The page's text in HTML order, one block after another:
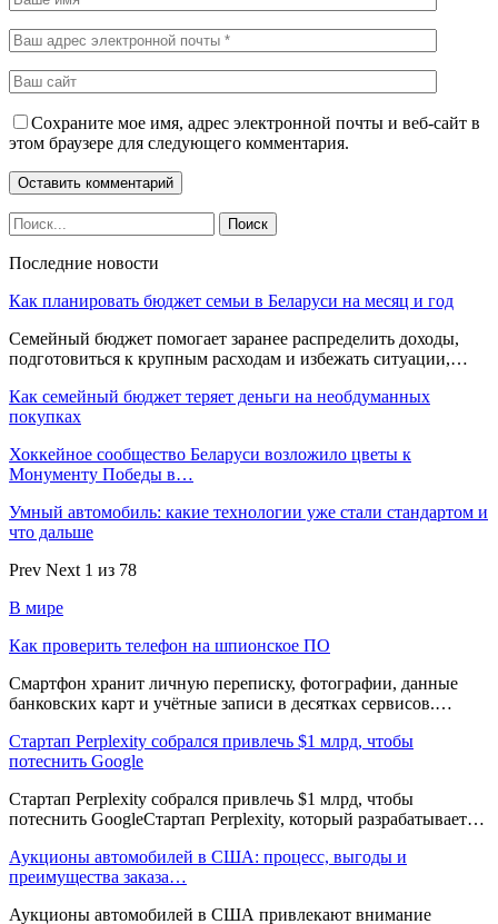
Сохраните мое имя, адрес электронной почты и веб-сайт в
этом браузере для следующего комментария.
Последние новости
Как планировать бюджет семьи в Беларуси на месяц и год
Семейный бюджет помогает заранее распределить доходы,
подготовиться к крупным расходам и избежать ситуации,…
Как семейный бюджет теряет деньги на необдуманных
покупках
Хоккейное сообщество Беларуси возложило цветы к
Монументу Победы в…
Умный автомобиль: какие технологии уже стали стандартом и
что дальше
Prev Next 1 из 78
В мире
Как проверить телефон на шпионское ПО
Смартфон хранит личную переписку, фотографии, данные
банковских карт и учётные записи в десятках сервисов.…
Стартап Perplexity собрался привлечь $1 млрд, чтобы
потеснить Google
Стартап Perplexity собрался привлечь $1 млрд, чтобы
потеснить GoogleСтартап Perplexity, который разрабатывает…
Аукционы автомобилей в США: процесс, выгоды и
преимущества заказа…
Аукционы автомобилей в США привлекают внимание